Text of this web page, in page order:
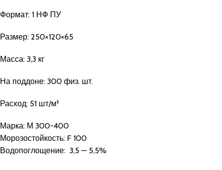
Формат: 1 НФ ПУ
Размер: 250×120×65
Масса: 3,3 кг
На поддоне: 300 физ. шт.
Расход: 51 шт/м²
Марка: М 300-400
Морозостойкость: F 100
Водопоглощение: 3,5 — 5,5%